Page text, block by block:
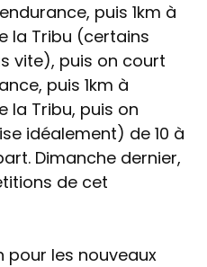
puis 1km à
la Tribu (certains
vite), puis on court
puis 1km à
la Tribu, puis on
idéalement) de 10 à
Dimanche dernier,
de cet
pour les nouveaux